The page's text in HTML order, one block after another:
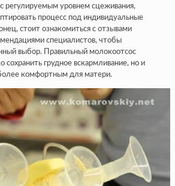
регулируемым уровнем сцеживания,
процесс под индивидуальные
стоит ознакомиться с отзывами
специалистов, чтобы
выбор. Правильный молокоотсос
сохранить грудное вскармливание, но и
комфортным для матери.